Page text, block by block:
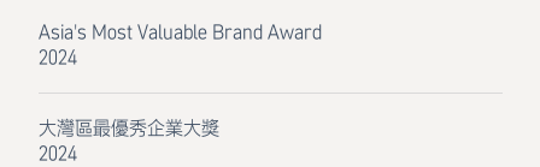
Asia's Most Valuable Brand Award
2024
大灣區最優秀企業大獎
2024